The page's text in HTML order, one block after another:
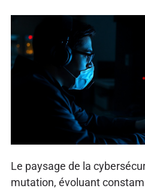
Le paysage de la
mutation, évoluant